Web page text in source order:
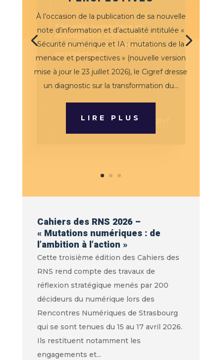
À l’occasion de la publication de sa nouvelle
note d’information et d’actualité intitulée «
Sécurité numérique et IA : mutations de la
menace et perspectives » (nouvelle version
mise à jour le 23 juillet 2026), le Cigref dresse
un diagnostic sur la transformation du...
LIRE PLUS
Cahiers des RNS 2026 –
« Mutations numériques : de
l’ambition à l’action »
Cette troisième édition des Cahiers des
RNS rend compte des travaux de
réflexion stratégique menés par 200
décideurs du numérique lors des
Rencontres Numériques de Strasbourg
qui se sont tenues du 15 au 17 avril 2026.
Ils restituent notamment les
engagements et...